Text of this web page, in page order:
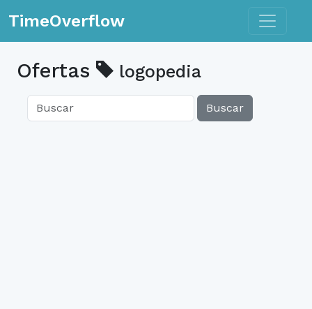
TimeOverflow Toggle
Ofertas logopedia
Buscar